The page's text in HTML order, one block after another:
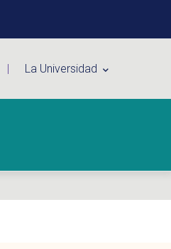
La Universidad